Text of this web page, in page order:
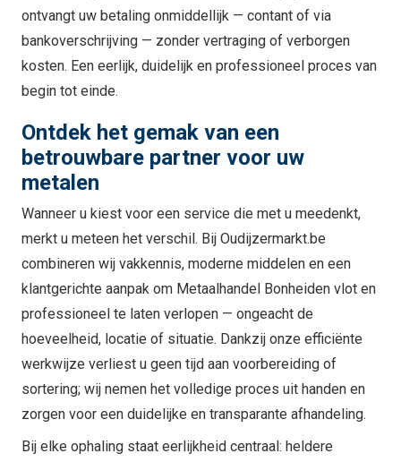
ontvangt uw betaling onmiddellijk — contant of via
bankoverschrijving — zonder vertraging of verborgen
kosten. Een eerlijk, duidelijk en professioneel proces van
begin tot einde.
Ontdek het gemak van een
betrouwbare partner voor uw
metalen
Wanneer u kiest voor een service die met u meedenkt,
merkt u meteen het verschil. Bij Oudijzermarkt.be
combineren wij vakkennis, moderne middelen en een
klantgerichte aanpak om Metaalhandel Bonheiden vlot en
professioneel te laten verlopen — ongeacht de
hoeveelheid, locatie of situatie. Dankzij onze efficiënte
werkwijze verliest u geen tijd aan voorbereiding of
sortering; wij nemen het volledige proces uit handen en
zorgen voor een duidelijke en transparante afhandeling.
Bij elke ophaling staat eerlijkheid centraal: heldere